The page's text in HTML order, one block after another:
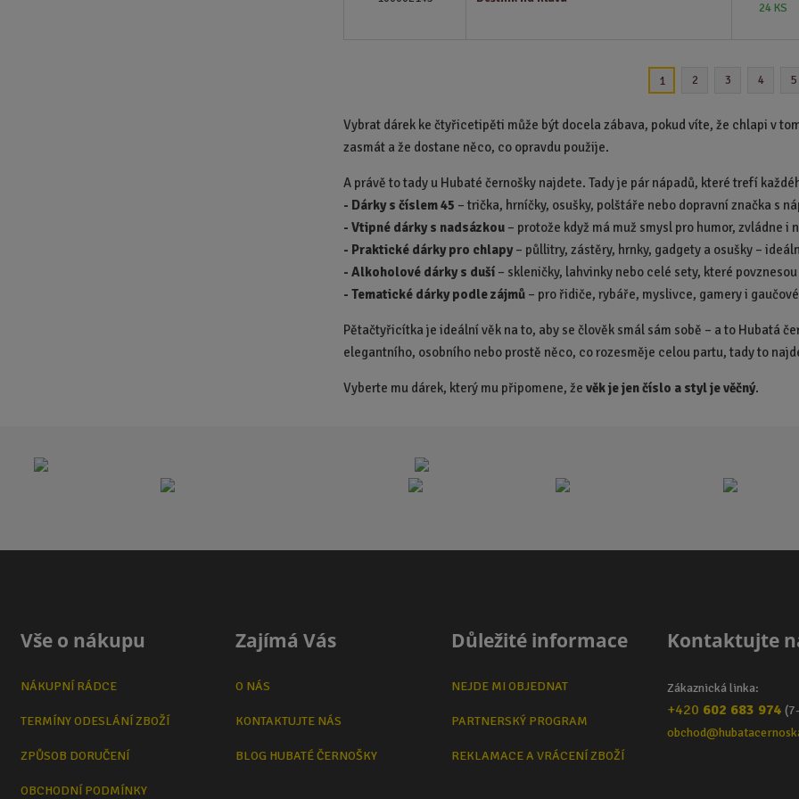
24 KS
1 2 3 4 5
Vybrat dárek ke čtyřicetipěti může být docela zábava, pokud víte, že chlapi v
zasmát a že dostane něco, co opravdu použije.
A právě to tady u Hubaté černošky najdete.Tady je pár nápadů, které trefí
- Dárky s číslem 45 – trička, hrníčky, osušky, polštáře nebo dopravní značka s
-Vtipné dárky s nadsázkou – protože když má muž smysl pro humor, zvládne
- Praktické dárky pro chlapy– půllitry, zástěry, hrnky, gadgety a osušky –
-Alkoholové dárky s duší – skleničky, lahvinky nebo celé sety, které
-Tematické dárky podle zájmů – pro řidiče, rybáře, myslivce, gamery i
Pětačtyřicítka je ideální věk na to, aby se člověk smál sám sobě – a to Hubatá
elegantního, osobního nebo prostě něco, co rozesměje celou partu, tady to
Vyberte mu dárek, který mu připomene, ževěk je jen číslo a styl je věčný.
Vše o nákupu
NÁKUPNÍ RÁDCE
TERMÍNY ODESLÁNÍ ZBOŽÍ
ZPŮSOB DORUČENÍ
OBCHODNÍ PODMÍNKY
Zajímá Vás
O NÁS
KONTAKTUJTE NÁS
BLOG HUBATÉ ČERNOŠKY
Důležité informace
NEJDE MI OBJEDNAT
PARTNERSKÝ PROGRAM
REKLAMACE A VRÁCENÍ ZBOŽÍ
Kontaktujte
Zákaznická linka:
+420 602 683 974